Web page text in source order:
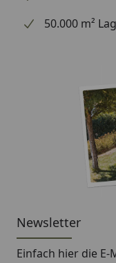
50.000 m²
Newsletter
Einfach hier die